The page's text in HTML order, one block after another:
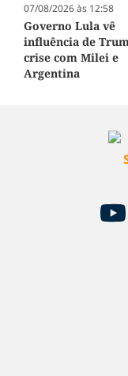
07/08/2026 às 12:58
Governo Lula vê
influência de
crise com Milei e
Argentina